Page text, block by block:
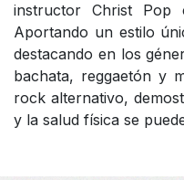
instructor Christ Pop
Aportando un estilo
destacando en los
bachata, reggaetón y
rock alternativo,
y la salud física se